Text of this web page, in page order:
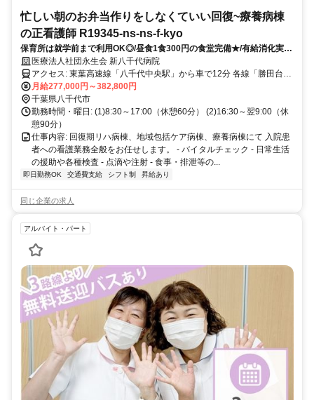
忙しい朝のお弁当作りをしなくていい回復~療養病棟
の正看護師 R19345-ns-ns-f-kyo
保育所は就学前まで利用OK◎/昼食1食300円の食堂完備★/有給消化実績
91.3％！/退職金制度あり
医療法人社団永生会 新八千代病院
アクセス: 東葉高速線「八千代中央駅」から車で12分 各線「勝田台
駅」南口または東葉高速線「八千代中央駅」から東洋バス「米本団地
入口」下車
月給277,000円～382,800円
千葉県八千代市
勤務時間・曜日: (1)8:30～17:00（休憩60分） (2)16:30～翌9:00（休
憩90分）
仕事内容: 回復期リハ病棟、地域包括ケア病棟、療養病棟にて 入院患
者への看護業務全般をお任せします。 - バイタルチェック - 日常生活
の援助や各種検査 - 点滴や注射 - 食事・排泄等の...
即日勤務OK 交通費支給 シフト制 昇給あり
同じ企業の求人
アルバイト・パート